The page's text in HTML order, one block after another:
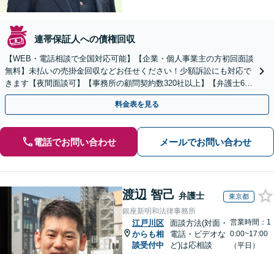
連帯保証人への債権回収
【WEB・電話相談で全国対応可能】【企業・個人事業主の方初回面談
無料】未払いの売掛金回収などお任せください！少額訴訟にも対応で
きます【夜間面談可】【事務所の顧問契約数320社以上】【弁護士6人
在籍&専門家顧問がフルサポート】
料金表を見る
電話でお問い合わせ メールでお問い合わせ
渡辺 智己 弁護士 東京都
銀座新明和法律事務所
江戸川区
からも相
談受付中
面談方法(対面・
電話・ビデオな
ど)は応相談
営業時間：1
0:00~17:00
（平日）